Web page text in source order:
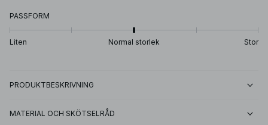
PASSFORM
Liten Normal storlek Stor
PRODUKTBESKRIVNING
MATERIAL OCH SKÖTSELRÅD